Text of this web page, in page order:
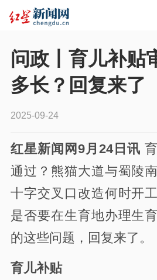
问政丨育儿补贴
多长？回复来了
2025-09-24
红星新闻网9月24日讯
通过？熊猫大道与蜀陵
十字交叉口改造何时开
是否要在生育地办理生
的这些问题，回复来了。
育儿补贴